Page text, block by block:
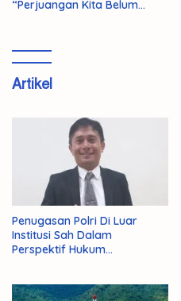
“Perjuangan Kita Belum
Artikel
Penugasan Polri Di Luar
Institusi Sah Dalam
Perspektif Hukum